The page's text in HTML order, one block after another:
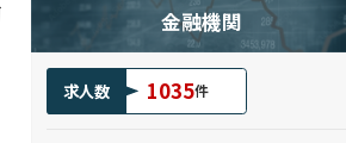
金融機関
求人数 1035件